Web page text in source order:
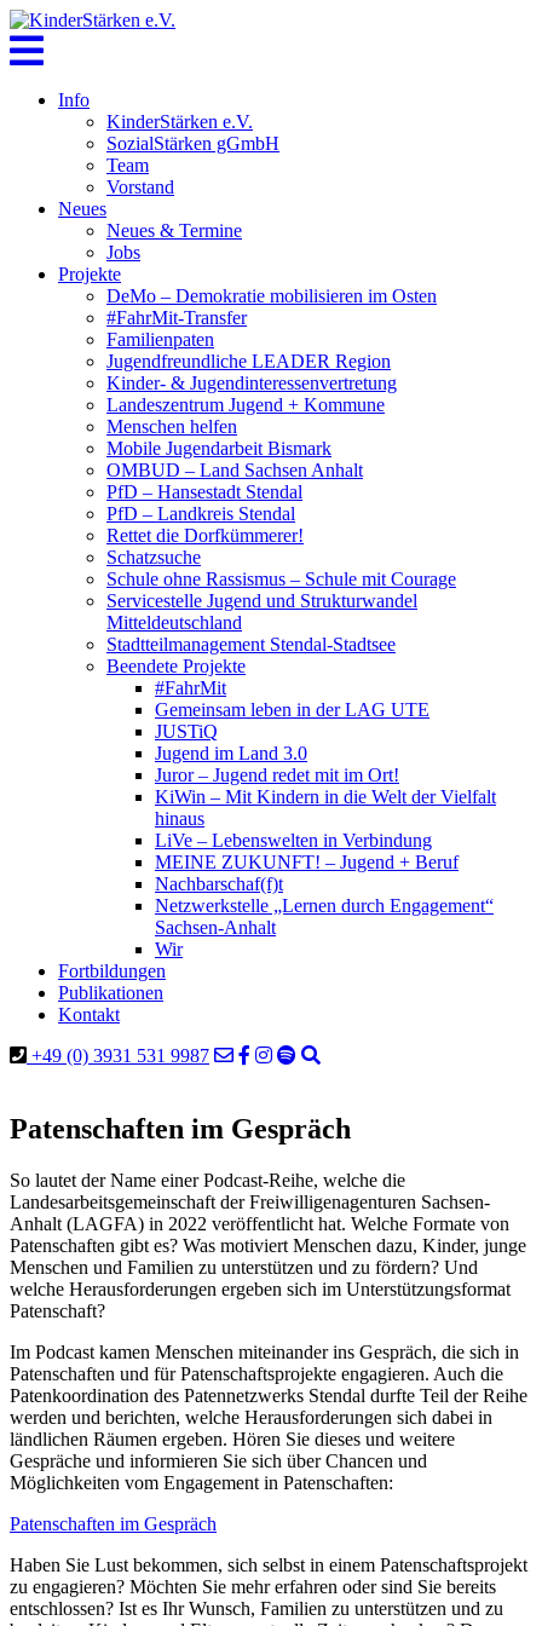
Skip
to
content
Info
KinderStärken e.V.
SozialStärken gGmbH
Team
Vorstand
Neues
Neues & Termine
Jobs
Projekte
DeMo – Demokratie mobilisieren im Osten
#FahrMit-Transfer
Familienpaten
Jugendfreundliche LEADER Region
Kinder- & Jugendinteressenvertretung
Landeszentrum Jugend + Kommune
Menschen helfen
Mobile Jugendarbeit Bismark
OMBUD – Land Sachsen Anhalt
PfD – Hansestadt Stendal
PfD – Landkreis Stendal
Rettet die Dorfkümmerer!
Schatzsuche
Schule ohne Rassismus – Schule mit Courage
Servicestelle Jugend und Strukturwandel
Mitteldeutschland
Stadtteilmanagement Stendal-Stadtsee
Beendete Projekte
#FahrMit
Gemeinsam leben in der LAG UTE
JUSTiQ
Jugend im Land 3.0
Juror – Jugend redet mit im Ort!
KiWin – Mit Kindern in die Welt der Vielfalt
hinaus
LiVe – Lebenswelten in Verbindung
MEINE ZUKUNFT! – Jugend + Beruf
Nachbarschaf(f)t
Netzwerkstelle „Lernen durch Engagement“
Sachsen-Anhalt
Wir
Fortbildungen
Publikationen
Kontakt
+49 (0) 3931 531 9987
Patenschaften im Gespräch
So lautet der Name einer Podcast-Reihe, welche die
Landesarbeitsgemeinschaft der Freiwilligenagenturen Sachsen-
Anhalt (LAGFA) in 2022 veröffentlicht hat. Welche Formate von
Patenschaften gibt es? Was motiviert Menschen dazu, Kinder, junge
Menschen und Familien zu unterstützen und zu fördern? Und
welche Herausforderungen ergeben sich im Unterstützungsformat
Patenschaft?
Im Podcast kamen Menschen miteinander ins Gespräch, die sich in
Patenschaften und für Patenschaftsprojekte engagieren. Auch die
Patenkoordination des Patennetzwerks Stendal durfte Teil der Reihe
werden und berichten, welche Herausforderungen sich dabei in
ländlichen Räumen ergeben. Hören Sie dieses und weitere
Gespräche und informieren Sie sich über Chancen und
Möglichkeiten vom Engagement in Patenschaften:
Patenschaften im Gespräch
Haben Sie Lust bekommen, sich selbst in einem Patenschaftsprojekt
zu engagieren? Möchten Sie mehr erfahren oder sind Sie bereits
entschlossen? Ist es Ihr Wunsch, Familien zu unterstützen und zu